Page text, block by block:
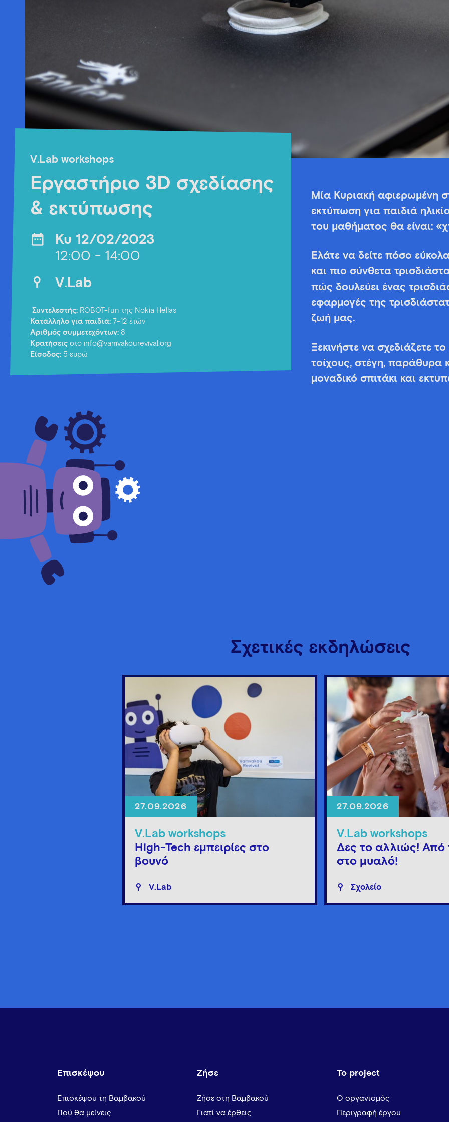
V.Lab workshops
Εργαστήριο 3D σχεδίασης
& εκτύπωσης
Κυ 12/02/2023
12:00 - 14:00
V.Lab
Συντελεστής: ROBOT-fun της Nokia Hellas
Κατάλληλο για παιδιά: 7-12 ετών
Αριθμός συμμετεχόντων: 8
Κρατήσεις στο info@vamvakourevival.org
Είσοδος: 5 ευρώ
Μία Κυριακή αφιερωμένη
εκτύπωση για παιδιά
του μαθήματος θα είναι:
Ελάτε να δείτε πόσο
και πιο σύνθετα
πώς δουλεύει ένας
εφαρμογές της
ζωή μας.
Ξεκινήστε να σχεδιάζετε
τοίχους, στέγη, παράθυρα
μοναδικό σπιτάκι και
Σχετικές εκδηλώσεις
27.09.2026
V.Lab workshops
High-Tech εμπειρίες στο
βουνό
V.Lab
27.09.2026
V.Lab workshops
Δες το αλλιώς! Από
στο μυαλό!
Σχολείο
Επισκέψου
Επισκέψου τη Βαμβακού
Πού θα μείνεις
Ζήσε
Ζήσε στη Βαμβακού
Γιατί να έρθεις
Το project
Ο οργανισμός
Περιγραφή έργου